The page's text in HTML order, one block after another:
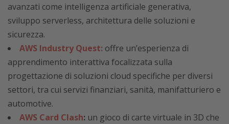
avanzati come intelligenza artificiale generativa,
sviluppo serverless, architettura delle soluzioni e
sicurezza.
AWS Industry Quest: offre un’esperienza di
apprendimento interattiva focalizzata sulla
progettazione di soluzioni cloud specifiche per diversi
settori, tra cui servizi finanziari, sanità, manifatturiero e
automotive.
AWS Card Clash: un gioco di carte virtuale in 3D che